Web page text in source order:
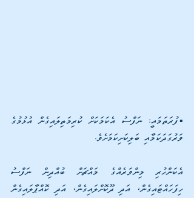
ވަރުގަދަކަމާއި ބަލިކަށިކަމަށެވެ.
ހިފަހައްޓައިގެން، އަދި ދޫކޮށްލައިގެން، އަދި ކޮއްޕާލައިގެން